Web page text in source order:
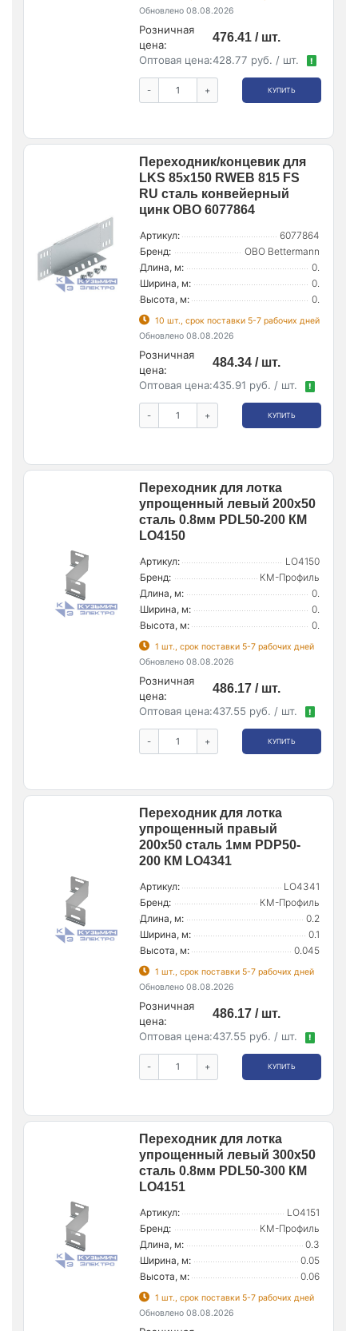
Обновлено 08.08.2026
Розничная
цена:
476.41 / шт.
Оптовая цена:428.77 руб. / шт. !
- + КУПИТЬ
Переходник/концевик для
LKS 85х150 RWEB 815 FS
RU сталь конвейерный
цинк OBO 6077864
Артикул:
6077864
Бренд:
OBO Bettermann
Длина, м:
0.
Ширина, м:
0.
Высота, м:
0.
10 шт., срок поставки 5-7 рабочих дней
Обновлено 08.08.2026
Розничная
цена:
484.34 / шт.
Оптовая цена:435.91 руб. / шт. !
- + КУПИТЬ
Переходник для лотка
упрощенный левый 200х50
сталь 0.8мм PDL50-200 КМ
LO4150
Артикул:
LO4150
Бренд:
КМ-Профиль
Длина, м:
0.
Ширина, м:
0.
Высота, м:
0.
1 шт., срок поставки 5-7 рабочих дней
Обновлено 08.08.2026
Розничная
цена:
486.17 / шт.
Оптовая цена:437.55 руб. / шт. !
- + КУПИТЬ
Переходник для лотка
упрощенный правый
200х50 сталь 1мм PDP50-
200 КМ LO4341
Артикул:
LO4341
Бренд:
КМ-Профиль
Длина, м:
0.2
Ширина, м:
0.1
Высота, м:
0.045
1 шт., срок поставки 5-7 рабочих дней
Обновлено 08.08.2026
Розничная
цена:
486.17 / шт.
Оптовая цена:437.55 руб. / шт. !
- + КУПИТЬ
Переходник для лотка
упрощенный левый 300х50
сталь 0.8мм PDL50-300 КМ
LO4151
Артикул:
LO4151
Бренд:
КМ-Профиль
Длина, м:
0.3
Ширина, м:
0.05
Высота, м:
0.06
1 шт., срок поставки 5-7 рабочих дней
Обновлено 08.08.2026